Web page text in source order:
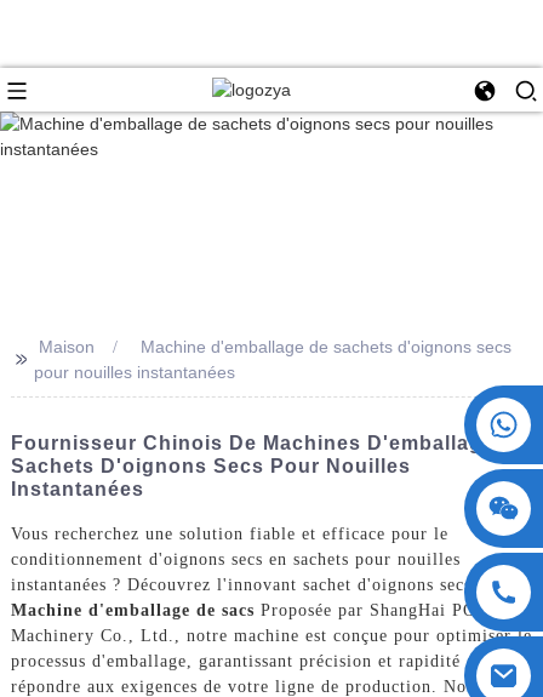
>>
Maison
Machine d'emballage de sachets d'oignons secs
pour nouilles instantanées
Fournisseur Chinois De Machines D'emballage De
Sachets D'oignons Secs Pour Nouilles
Instantanées
Vous recherchez une solution fiable et efficace pour le
conditionnement d'oignons secs en sachets pour nouilles
instantanées ? Découvrez l'innovant sachet d'oignons secs.
Machine d'emballage de sacs Proposée par ShangHai POEMY
Machinery Co., Ltd., notre machine est conçue pour optimiser le
processus d'emballage, garantissant précision et rapidité afin de
répondre aux exigences de votre ligne de production. Notre